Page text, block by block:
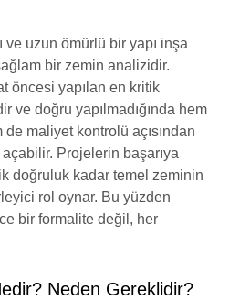
ve uzun ömürlü bir yapı inşa
bir zemin analizidir.
öncesi yapılan en kritik
ve doğru yapılmadığında hem
maliyet kontrolü açısından
Projelerin başarıya
doğruluk kadar temel zeminin
rol oynar. Bu yüzden
bir formalite değil, her
Neden Gereklidir?